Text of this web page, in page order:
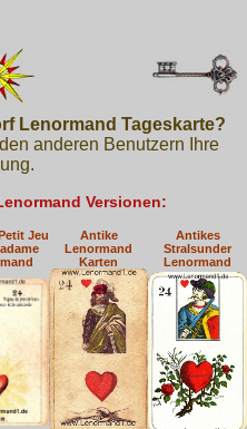
Lenormand Tageskarte?
anderen Benutzern Ihre
Versionen:
Jeu
Antike
Lenormand
Karten
Antikes
Stralsunder
Lenormand